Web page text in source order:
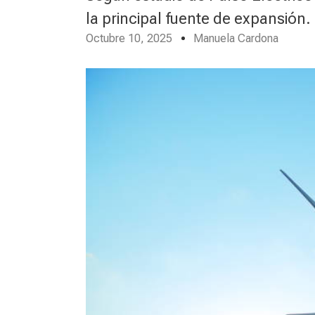
la principal fuente de expansión.
Octubre 10, 2025 Manuela Cardona